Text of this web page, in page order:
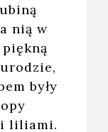
nią w
piękną
były
liliami.